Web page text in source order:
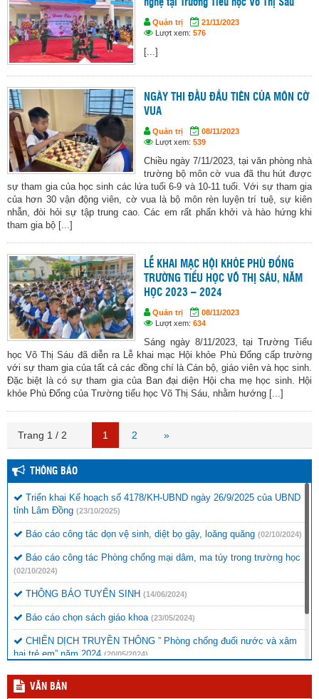
nghệ tại Trường Tiểu học Võ Thị Sáu
Quản trị
21/11/2023
Lượt xem: 576
[...]
NGÀY THI ĐẤU ĐẦU TIÊN CỦA MÔN CỜ
VUA
Quản trị
08/11/2023
Lượt xem: 539
Chiều ngày 7/11/2023, tại văn phòng nhà
trường bộ môn cờ vua đã thu hút được
sự tham gia của học sinh các lứa tuổi 6-9 và 10-11 tuổi. Với sự tham gia
của hơn 30 vận động viên, cờ vua là bộ môn rèn luyện trí tuệ, sự kiên
nhẫn, đòi hỏi sự tập trung cao. Các em rất phấn khởi và hào hứng khi
tham gia bộ [...]
LỄ KHAI MẠC HỘI KHỎE PHÙ ĐỔNG
TRƯỜNG TIỂU HỌC VÕ THỊ SÁU, NĂM
HỌC 2023 – 2024
Quản trị
08/11/2023
Lượt xem: 634
Sáng ngày 8/11/2023, tại Trường Tiểu
học Võ Thị Sáu đã diễn ra Lễ khai mạc Hội khỏe Phù Đổng cấp trường
với sự tham gia của tất cả các đồng chí là Cán bộ, giáo viên và học sinh.
Đặc biệt là có sự tham gia của Ban đại diện Hội cha mẹ học sinh. Hội
khỏe Phù Đổng của Trường tiểu học Võ Thị Sáu, nhằm hướng [...]
Trang 1 / 2 1 2 »
THÔNG BÁO
Triển khai Kế hoạch số 4178/KH-UBND ngày 26/9/2025 của UBND
tỉnh Lâm Đồng (23/10/2025)
Báo cáo công tác dọn vệ sinh, diệt bọ gậy, loăng quăng (02/10/2024)
Báo cáo công tác Phòng chống mại dâm, ma túy trong trường học
(02/10/2024)
THÔNG BÁO TUYỂN SINH (14/06/2024)
Báo cáo chọn sách giáo khoa (23/05/2024)
CHIẾN DỊCH TRUYỀN THÔNG ” Phòng chống đuối nước và xâm
hại trẻ em” năm 2024 (20/05/2024)
Thông báo chương trình văn nghệ (16/11/2023)
VĂN BẢN